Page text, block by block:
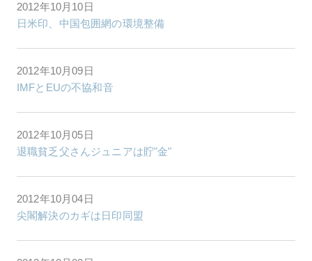
2012年10月10日
日米印、中国包囲網の環境整備
2012年10月09日
IMFとEUの不協和音
2012年10月05日
退職貧乏父さんジュニアは貯"金"
2012年10月04日
尖閣解決のカギは日印同盟